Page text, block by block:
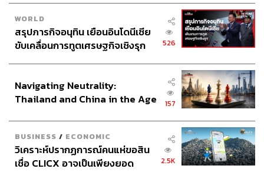
WORLD
สรุปภารกิจอนุทิน เยือนอินโดนีเซีย
ขับเคลื่อนการทูตเศรษฐกิจเชิงรุก
526
Navigating Neutrality:
Thailand and China in the Age
157
BUSINESS / ECONOMIC
วิเคราะห์ปรากฏการณ์คนแห่ขอสิน
เชื่อ CLICX อาจเป็นเพียงยอด
2.5K